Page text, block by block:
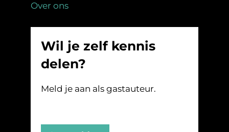
Over ons
Wil je zelf kennis
delen?
Meld je aan als gastauteur.